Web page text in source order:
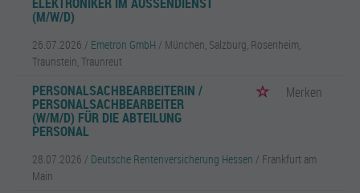
M/W/D)
26.07.2026 / Emetron GmbH / München, Salzburg, Rosenheim,
Traunstein, Traunreut
PERSONALSACHBEARBEITERIN /
PERSONALSACHBEARBEITER
(W/M/D) FÜR DIE ABTEILUNG
PERSONAL
Merken
28.07.2026 / Deutsche Rentenversicherung Hessen / Frankfurt am
Main